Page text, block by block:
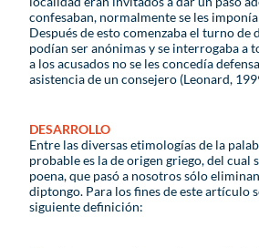
confesaban, normalmente se les
Después de esto comenzaba el turno de
podían ser anónimas y se interrogaba a
a los acusados no se les concedía
asistencia de un consejero (Leonard,
DESARROLLO
Entre las diversas etimologías de la
probable es la de origen griego, del cual
poena, que pasó a nosotros sólo
diptongo. Para los fines de este artículo
siguiente definición: